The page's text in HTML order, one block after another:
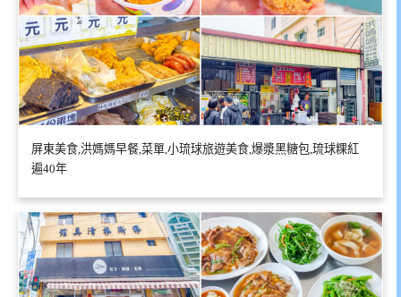
屏東美食,洪媽媽早餐,菜單,小琉球旅遊美食,爆漿黑糖包,琉球粿紅
遍40年